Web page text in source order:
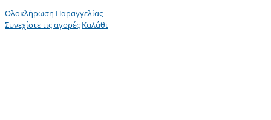
Ολοκλήρωση Παραγγελίας
Συνεχίστε τις αγορές Καλάθι